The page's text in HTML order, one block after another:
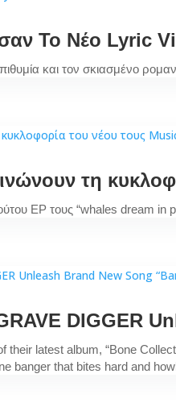
Το Νέο Lyric
και τον σκιασμένο
τη
EP τους “whales dream in
DIGGER
latest album, “Bone
banger that bites hard and